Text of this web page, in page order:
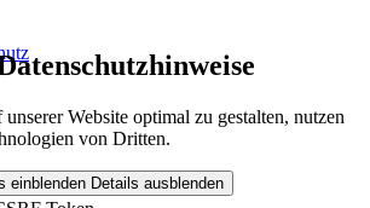
Website optimal zu gestalten, nutzen
von Dritten.
einblenden Details ausblenden